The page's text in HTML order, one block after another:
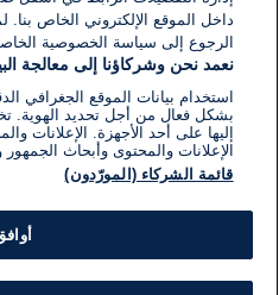
داخل الموقع الإلكتروني الخاص
الرجوع إلى سياسة الخصوصية
نعمد نحن وشركاؤنا إلى معالجة
استخدام بيانات الموقع الجغرافي
بشكل فعال من أجل تحديد الهوية.
إليها على أحد الأجهزة. الإعلانات
الإعلانات والمحتوى وأبحاث
قائمة الشركاء (المورّدون)